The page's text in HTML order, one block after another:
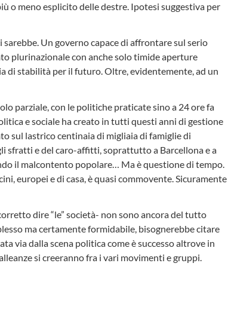
o meno esplicito delle destre. Ipotesi suggestiva per
Un governo capace di affrontare sul serio
plurinazionale con anche solo timide aperture
di stabilità per il futuro. Oltre, evidentemente, ad un
parziale, con le politiche praticate sino a 24 ore fa
e sociale ha creato in tutti questi anni di gestione
sul lastrico centinaia di migliaia di famiglie di
sfratti e del caro-affitti, soprattutto a Barcellona e a
il malcontento popolare… Ma è questione di tempo.
europei e di casa, è quasi commovente. Sicuramente
dire “le” società- non sono ancora del tutto
ma certamente formidabile, bisognerebbe citare
via dalla scena politica come è successo altrove in
si creeranno fra i vari movimenti e gruppi.